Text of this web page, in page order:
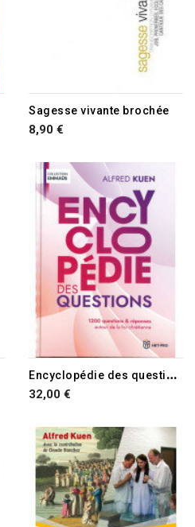
Sagesse vivante brochée
8,90 €
E
ncyclopédie des questions
32,00 €